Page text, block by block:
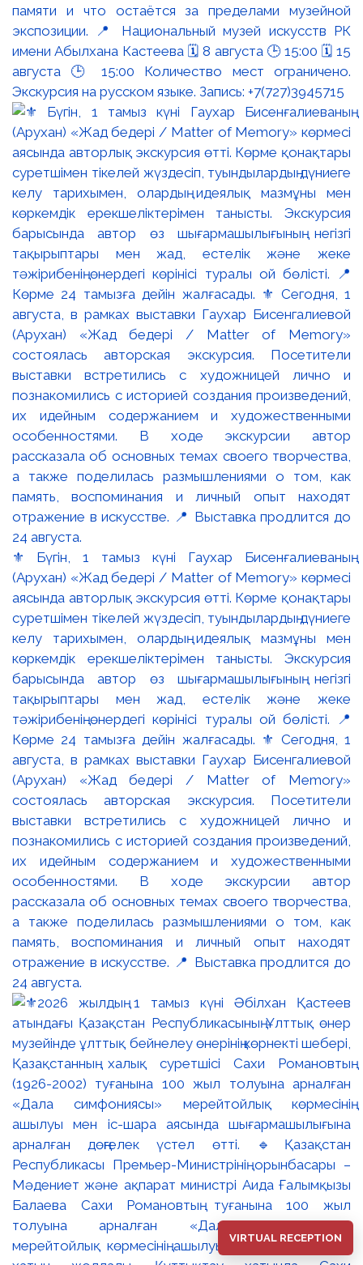
памяти и что остаётся за пределами музейной
экспозиции. 📍 Национальный музей искусств РК
имени Абылхана Кастеева 🗓 8 августа 🕒 15:00 🗓 15
августа 🕒 15:00 Количество мест ограничено.
Экскурсия на русском языке. Запись: +7(727)3945715
⚜️ Бүгін, 1 тамыз күні Гаухар Бисенғалиеваның
(Арухан) «Жад бедері / Matter of Memory» көрмесі
аясында авторлық экскурсия өтті. Көрме қонақтары
суретшімен тікелей жүздесіп, туындылардың дүниеге
келу тарихымен, олардың идеялық мазмұны мен
көркемдік ерекшеліктерімен танысты. Экскурсия
барысында автор өз шығармашылығының негізгі
тақырыптары мен жад, естелік және жеке
тәжірибенің өнердегі көрінісі туралы ой бөлісті. 📍
Көрме 24 тамызға дейін жалғасады. ⚜️ Сегодня, 1
августа, в рамках выставки Гаухар Бисенгалиевой
(Арухан) «Жад бедері / Matter of Memory»
состоялась авторская экскурсия. Посетители
выставки встретились с художницей лично и
познакомились с историей создания произведений,
их идейным содержанием и художественными
особенностями. В ходе экскурсии автор
рассказала об основных темах своего творчества,
а также поделилась размышлениями о том, как
память, воспоминания и личный опыт находят
отражение в искусстве. 📍 Выставка продлится до
24 августа.
VIRTUAL RECEPTION